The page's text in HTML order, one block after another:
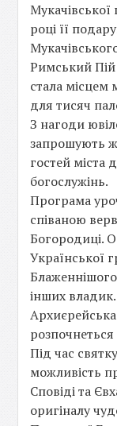
Мукачівської
році її
Римський Пій
стала місцем
для тисяч
З нагоди
запрошують
гостей міста
богослужінь.
Програма
співаною
Богородиці. О
Української
інших
Під час
можливість
Сповіді та
оригіналу